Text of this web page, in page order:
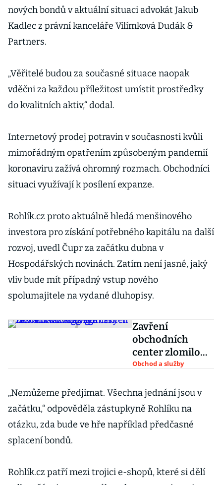
nových bondů v aktuální situaci advokát Jakub
Kadlec z právní kanceláře Vilímková Dudák &
Partners.
„Věřitelé budou za současné situace naopak
vděčni za každou příležitost umístit prostředky
do kvalitních aktiv,“ dodal.
Internetový prodej potravin v současnosti kvůli
mimořádným opatřením způsobeným pandemií
koronaviru zažívá ohromný rozmach. Obchodníci
situaci využívají k posílení expanze.
Rohlík.cz proto aktuálně hledá menšinového
investora pro získání potřebného kapitálu na další
rozvoj, uvedl Čupr za začátku dubna v
Hospodářských novinách. Zatím není jasné, jaký
vliv bude mít případný vstup nového
spolumajitele na vydané dluhopisy.
Zavření
obchodních
center zlomilo
vaz síti
restaurací Vegg-
go
Obchod a služby
„Nemůžeme předjímat. Všechna jednání jsou v
začátku,“ odpověděla zástupkyně Rohlíku na
otázku, zda bude ve hře například předčasné
splacení bondů.
Rohlík.cz patří mezi trojici e-shopů, které si dělí